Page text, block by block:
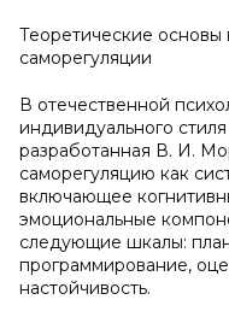
Теоретические основы
саморегуляции
В отечественной
индивидуального
разработанная В. И.
саморегуляцию как
включающее
эмоциональные
следующие шкалы:
программирование,
настойчивость.